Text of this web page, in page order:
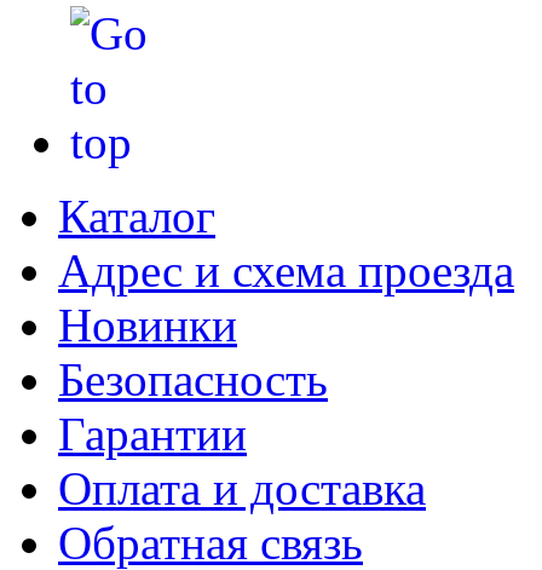
Каталог
Адрес и схема проезда
Новинки
Безопасность
Гарантии
Оплата и доставка
Обратная связь